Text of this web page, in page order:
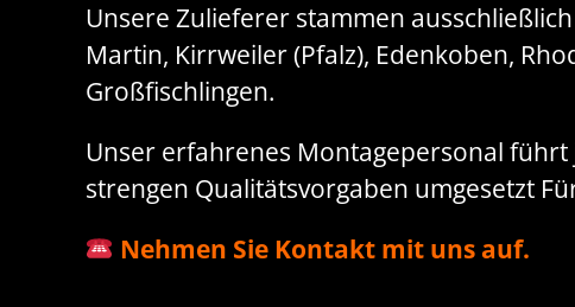
Unsere Zulieferer stammen
Martin, Kirrweiler (Pfalz), Edenkoben,
Großfischlingen.
Unser erfahrenes Montagepersonal
strengen Qualitätsvorgaben umgesetzt
Nehmen Sie Kontakt mit uns auf.